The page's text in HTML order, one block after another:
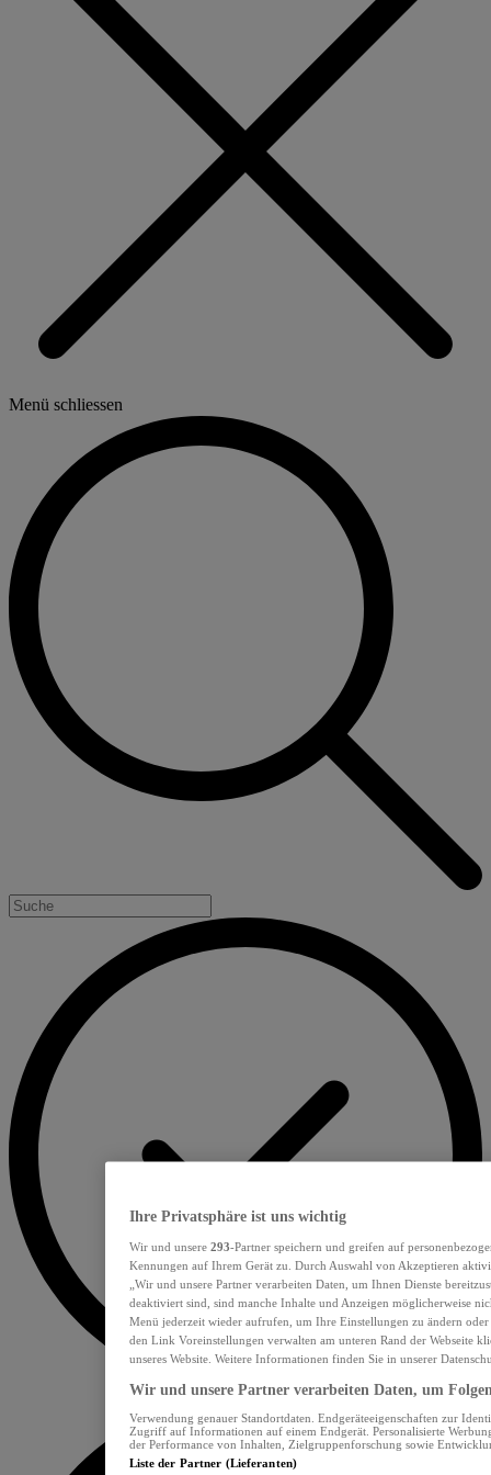
Menü schliessen
Ihre Privatsphäre ist uns wichtig
Wir und unsere 293-Partner speichern und greifen auf
Kennungen auf Ihrem Gerät zu. Durch Auswahl von Akzeptieren
„Wir und unsere Partner verarbeiten Daten, um Ihnen Dienste
deaktiviert sind, sind manche Inhalte und Anzeigen möglicherweise
Menü jederzeit wieder aufrufen, um Ihre Einstellungen zu ändern
den Link Voreinstellungen verwalten am unteren Rand der Webseite
unseres Website. Weitere Informationen finden Sie in unserer
Wir und unsere Partner verarbeiten Daten, um
Verwendung genauer Standortdaten. Endgeräteeigenschaften zur
Zugriff auf Informationen auf einem Endgerät. Personalisierte
der Performance von Inhalten, Zielgruppenforschung sowie
Liste der Partner (Lieferanten)